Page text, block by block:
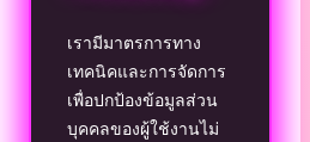
เรามีมาตรการทาง
เทคนิคและการจัดการ
เพื่อปกป้องข้อมูลส่วน
บุคคลของผู้ใช้งานไม่